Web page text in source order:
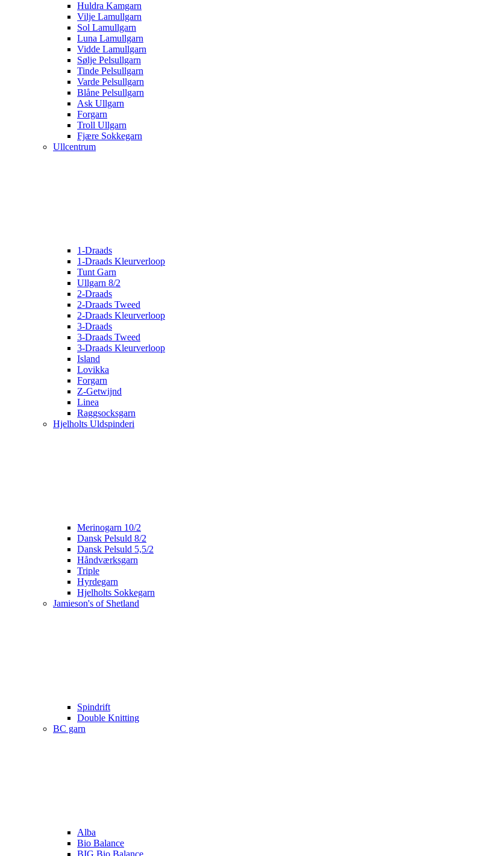
Huldra Kamgarn
Vilje Lamullgarn
Sol Lamullgarn
Luna Lamullgarn
Vidde Lamullgarn
Sølje Pelsullgarn
Tinde Pelsullgarn
Varde Pelsullgarn
Blåne Pelsullgarn
Ask Ullgarn
Forgarn
Troll Ullgarn
Fjære Sokkegarn
Ullcentrum
1-Draads
1-Draads Kleurverloop
Tunt Garn
Ullgarn 8/2
2-Draads
2-Draads Tweed
2-Draads Kleurverloop
3-Draads
3-Draads Tweed
3-Draads Kleurverloop
Island
Lovikka
Forgarn
Z-Getwijnd
Linea
Raggsocksgarn
Hjelholts Uldspinderi
Merinogarn 10/2
Dansk Pelsuld 8/2
Dansk Pelsuld 5,5/2
Håndværksgarn
Triple
Hyrdegarn
Hjelholts Sokkegarn
Jamieson's of Shetland
Spindrift
Double Knitting
BC garn
Alba
Bio Balance